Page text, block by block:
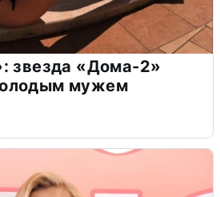
звезда «Дома-2»
мужем